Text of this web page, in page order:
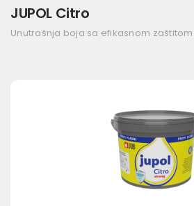
JUPOL Citro
Unutrašnja boja sa efikasnom